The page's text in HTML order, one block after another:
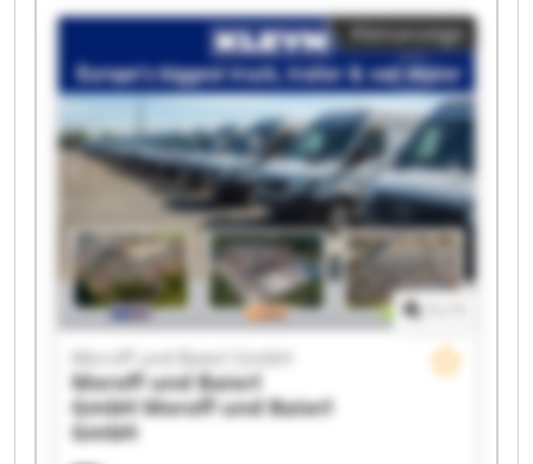
Moroff und Baierl GmbH Moroff und Baierl
GmbH Moroff und Baierl GmbH Moroff und
Baierl GmbH Moroff und Baierl GmbH Moroff
und Baierl GmbH Moroff und Baierl GmbH
Moroff und Baierl GmbH Moroff und Baierl
GmbH Moroff und Baierl GmbH Moroff und
Baierl GmbH Moroff und Baierl GmbH Moroff
und Baierl GmbH
Kleinanzeige
Moroff und Baierl GmbH
Moroff und Baierl
GmbHMoroff und Baierl
GmbH